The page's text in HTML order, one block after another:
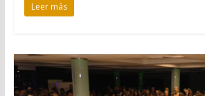
Leer más